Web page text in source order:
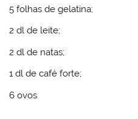
5 folhas de gelatina;
2 dl de leite;
2 dl de natas;
1 dl de café forte;
6 ovos